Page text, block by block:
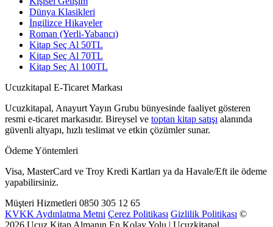
Dünya Klasikleri
İngilizce Hikayeler
Roman (Yerli-Yabancı)
Kitap Seç Al 50TL
Kitap Seç Al 70TL
Kitap Seç Al 100TL
Ucuzkitapal E-Ticaret Markası
Ucuzkitapal, Anayurt Yayın Grubu bünyesinde faaliyet gösteren
resmi e-ticaret markasıdır. Bireysel ve toptan kitap satışı alanında
güvenli altyapı, hızlı teslimat ve etkin çözümler sunar.
Ödeme Yöntemleri
Visa, MasterCard ve Troy Kredi Kartları ya da Havale/Eft ile ödeme
yapabilirsiniz.
Müşteri Hizmetleri 0850 305 12 65
KVKK Aydınlatma Metni Çerez Politikası Gizlilik Politikası ©
2026 Ucuz Kitap Almanın En Kolay Yolu | Ucuzkitapal